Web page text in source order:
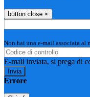
button close ×
Non hai una e-mail associata al
E-mail inviata, si prega di
Errore